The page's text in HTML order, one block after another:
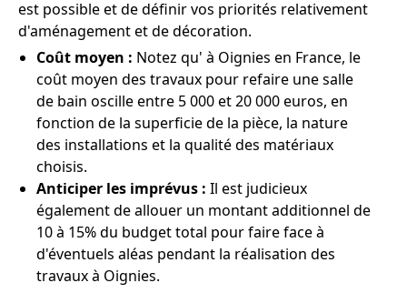
est possible et de définir vos priorités relativement
d'aménagement et de décoration.
Coût moyen : Notez qu' à Oignies en France, le
coût moyen des travaux pour refaire une salle
de bain oscille entre 5 000 et 20 000 euros, en
fonction de la superficie de la pièce, la nature
des installations et la qualité des matériaux
choisis.
Anticiper les imprévus : Il est judicieux
également de allouer un montant additionnel de
10 à 15% du budget total pour faire face à
d'éventuels aléas pendant la réalisation des
travaux à Oignies.